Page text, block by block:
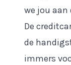
we jou
De
de
immers